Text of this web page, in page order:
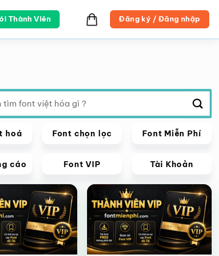
Thành Viên Đăng ký / Đăng nhập
hoá Font chọn lọc Font Miễn Phí
cáo Font VIP Tài Khoản
Giảm giá!